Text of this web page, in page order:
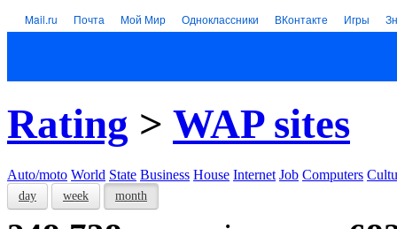
Mail.ru Почта Мой Мир Одноклассники ВКонтакте Игры
Rating > WAP sites
Auto/moto World State Business House Internet Job Computers
day week month